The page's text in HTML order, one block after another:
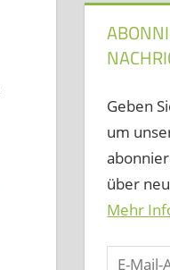
Geben
um
über
Mehr
E-